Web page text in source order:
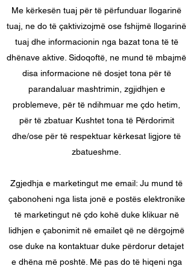
Me kërkesën tuaj për të përfunduar llogarinë
tuaj, ne do të çaktivizojmë ose fshijmë llogarinë
tuaj dhe informacionin nga bazat tona të të
dhënave aktive. Sidoqoftë, ne mund të mbajmë
disa informacione në dosjet tona për të
parandaluar mashtrimin, zgjidhjen e
problemeve, për të ndihmuar me çdo hetim,
për të zbatuar Kushtet tona të Përdorimit
dhe/ose për të respektuar kërkesat ligjore të
zbatueshme.
Zgjedhja e marketingut me email: Ju mund të
çabonoheni nga lista jonë e postës elektronike
të marketingut në çdo kohë duke klikuar në
lidhjen e çabonimit në emailet që ne dërgojmë
ose duke na kontaktuar duke përdorur detajet
e dhëna më poshtë. Më pas do të hiqeni nga